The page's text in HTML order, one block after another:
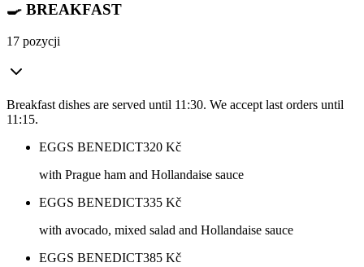
🍳 BREAKFAST
17 pozycji
Breakfast dishes are served until 11:30. We accept last orders until
11:15.
EGGS BENEDICT320 Kč
with Prague ham and Hollandaise sauce
EGGS BENEDICT335 Kč
with avocado, mixed salad and Hollandaise sauce
EGGS BENEDICT385 Kč